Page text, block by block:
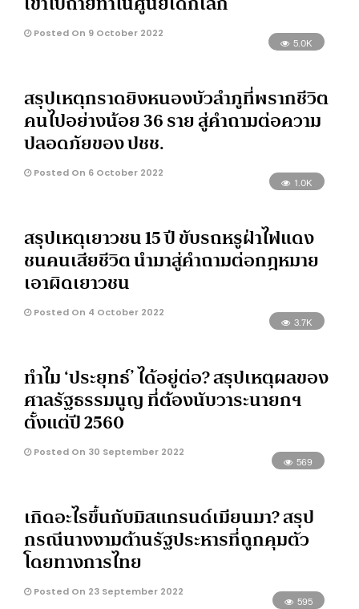
Posted On 9 October 2022
5.0K
สรุปเหตุกราดยิงหนองบัวลำภูที่พรากชีวิต
คนไปอย่างน้อย 36 ราย สู่คำถามต่อความ
ปลอดภัยของ ปชช.
Posted On 6 October 2022
1.0K
สรุปเหตุเยาวชน 15 ปี ขับรถหรูฝ่าไฟแดง
ชนคนเสียชีวิต นำมาสู่คำถามต่อกฎหมาย
เอาผิดเยาวชน
Posted On 4 October 2022
3.7K
ทำไม ‘ประยุทธ์’ ได้อยู่ต่อ? สรุปเหตุผลของ
ศาลรัฐธรรมนูญ ที่ต้องนับวาระนายกฯ
ตั้งแต่ปี 2560
Posted On 30 September 2022
569
เกิดอะไรขึ้นกับมิสแกรนด์เมียนมา? สรุป
กรณีนางงามต้านรัฐประหารที่ถูกคุมตัว
โดยทางการไทย
Posted On 23 September 2022
595